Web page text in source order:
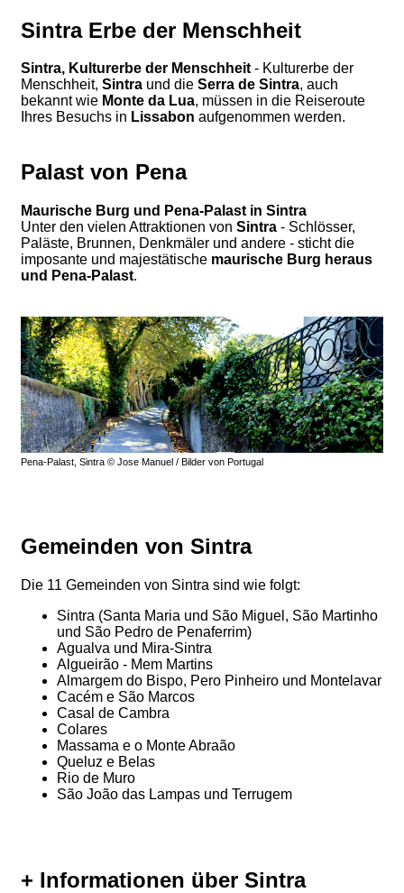
Sintra Erbe der Menschheit
Sintra, Kulturerbe der Menschheit- Kulturerbe der
Menschheit, Sintra und die Serra de Sintra, auch
bekannt wie Monte da Lua, müssen in die Reiseroute
Ihres Besuchs in Lissabon aufgenommen werden.
Palast von Pena
Maurische Burg und Pena-Palast in Sintra
Unter den vielen Attraktionen von Sintra - Schlösser,
Paläste, Brunnen, Denkmäler und andere - sticht die
imposante und majestätische maurische Burg heraus
und Pena-Palast.
Pena-Palast, Sintra © Jose Manuel / Bilder von Portugal
Gemeinden von Sintra
Die 11 Gemeinden von Sintra sind wie folgt:
Sintra (Santa Maria und São Miguel, São Martinho
und São Pedro de Penaferrim)
Agualva und Mira-Sintra
Algueirão - Mem Martins
Almargem do Bispo, Pero Pinheiro und Montelavar
Cacém e São Marcos
Casal de Cambra
Colares
Massama e o Monte Abraão
Queluz e Belas
Rio de Muro
São João das Lampas und Terrugem
+ Informationen über Sintra